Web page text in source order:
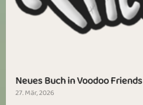
Neues Buch in Voodoo Friends
27. Mär, 2026